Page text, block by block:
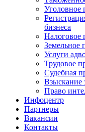
Уголовное
бизнеса
Налоговое
Земельное
Услуги
Трудовое
Судебная
Взыскание
Право
Инфоцентр
Партнеры
Вакансии
Контакты